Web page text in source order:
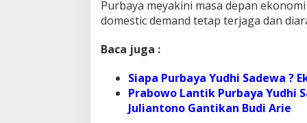
Purbaya meyakini masa depan
domestic demand tetap terjaga dan
Baca juga :
Siapa Purbaya Yudhi Sadewa ?
Prabowo Lantik Purbaya Yudhi
Juliantono Gantikan Budi Arie